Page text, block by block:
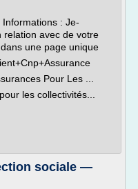
: Je-
relation avec de votre
une page unique
Pour Les ...
les collectivités...
sociale —